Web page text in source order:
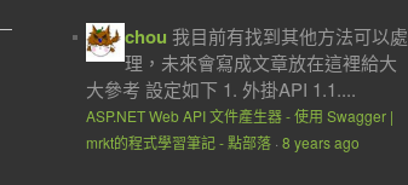
chou 我目前有找到其他方法可以處
理，未來會寫成文章放在這裡給大
大參考 設定如下 1. 外掛API 1.1....
ASP.NET Web API 文件產生器 - 使用 Swagger |
mrkt的程式學習筆記 - 點部落 · 8 years ago